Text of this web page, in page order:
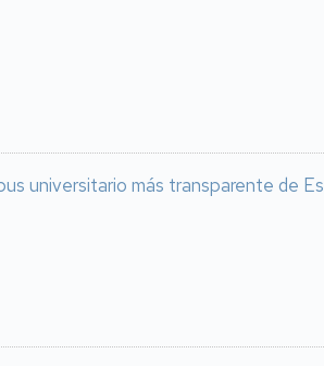
universitario más transparente de